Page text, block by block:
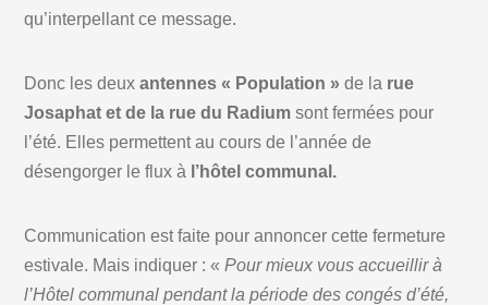
qu’interpellant ce message.
Donc les deuxantennes « Population » de la rue
Josaphat et de la rue du Radium sont fermées pour
l’été. Elles permettent au cours de l’année de
désengorger le flux à l’hôtel communal.
Communication est faite pour annoncer cette fermeture
estivale. Mais indiquer : «Pour mieux vous accueillir à
l’Hôtel communal pendant la période des congés d’été,